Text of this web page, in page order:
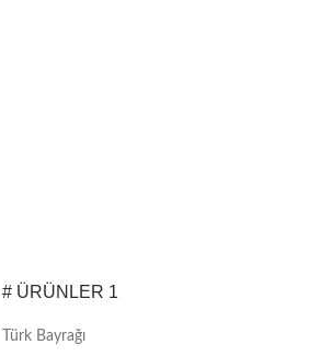
# ÜRÜNLER 1
Türk Bayrağı